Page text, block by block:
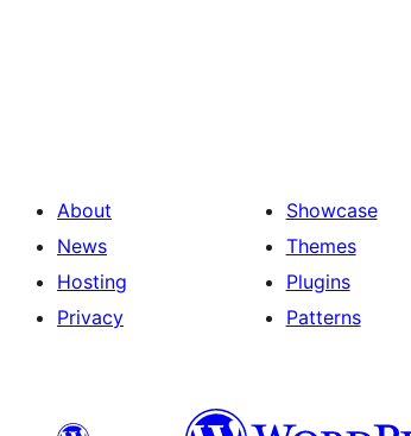
About
News
Hosting
Privacy
Showcase
Themes
Plugins
Patterns